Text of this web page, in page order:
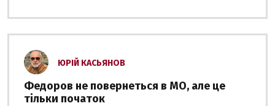
ЮРІЙ КАСЬЯНОВ
Федоров не повернеться в МО, але це
тільки початок